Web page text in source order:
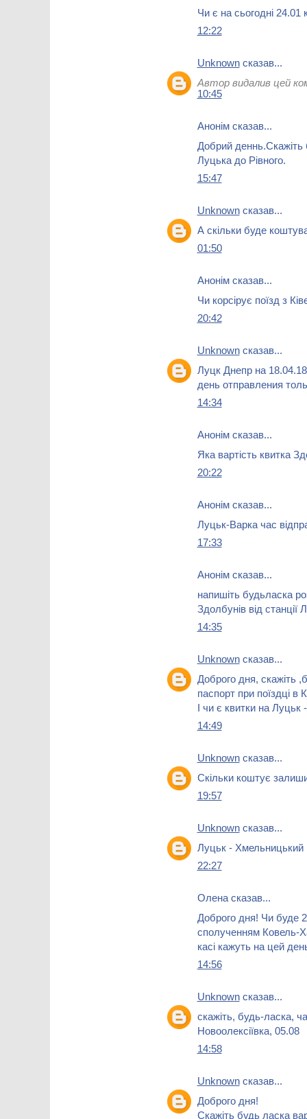
Чи є на сьогодні 24.01
12:22
Unknownсказав...
Автор видалив цей
10:45
Анонім сказав...
Добрий деннь.Скажіть
Луцька до Рівного.
15:47
Unknownсказав...
А скільки буде
01:50
Анонім сказав...
Чи корсірує поїзд з
20:42
Unknownсказав...
Луцк Днепр на
день отправления
14:34
Анонім сказав...
Яка вартість квитка
20:22
Анонім сказав...
Луцьк-Варка час
17:33
Анонім сказав...
напишіть будьласка
Здолбунів від станції
14:35
Unknownсказав...
Доброго дня, скажіть
паспорт при поїздці в
І чи є квитки на Луцьк
14:49
Unknownсказав...
Скільки коштує
19:57
Unknownсказав...
Луцьк - Хмельницький
22:27
Олена сказав...
Доброго дня! Чи буде
сполученням Ковель-
касі кажуть на цей
14:56
Unknownсказав...
скажіть, будь-ласка,
Новоолексіївка, 05.08
14:58
Unknownсказав...
Доброго дня!
Скажіть будь ласка